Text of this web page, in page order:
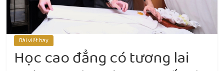
Bài viết hay
Học cao đẳng có tương lai